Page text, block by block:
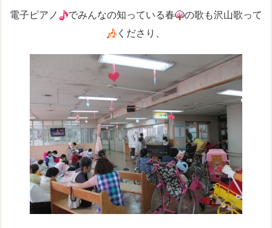
電子ピアノ でみんなの知っている春
の歌も沢山歌って
くださり、